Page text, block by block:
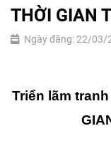
THỜI GIAN
Ngày đăng: 22/03/
Triển lãm tranh